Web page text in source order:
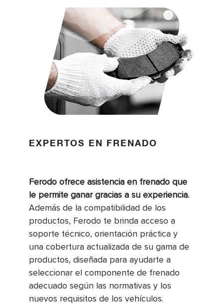
EXPERTOS EN FRENADO
Ferodo ofrece asistencia en frenado que
le permite ganar gracias a su experiencia.
Además de la compatibilidad de los
productos, Ferodo te brinda acceso a
soporte técnico, orientación práctica y
una cobertura actualizada de su gama de
productos, diseñada para ayudarte a
seleccionar el componente de frenado
adecuado según las normativas y los
nuevos requisitos de los vehículos.